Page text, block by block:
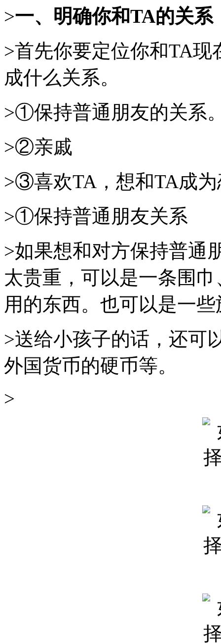
>一、明确你和TA的关系
>首先你要定位你和TA
成什么关系。
>①保持普通朋友的关系
>②亲戚
>③喜欢TA，想和TA成为
>①保持普通朋友关系
>如果想和对方保持普通
太贵重，可以是一条围
用的东西。也可以是一
>送给小孩子的话，还可
外国货币的硬币等。
>